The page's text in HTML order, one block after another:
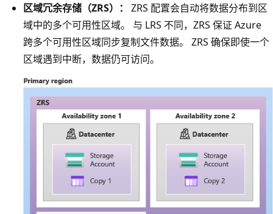
区域冗余存储（ZRS）：
ZRS 配置会自动将数据分布到区
域中的多个可用性区域。 与 LRS 不同，ZRS 保证 Azure
跨多个可用性区域同步复制文件数据。 ZRS 确保即使一个
区域遇到中断，数据仍可访问。